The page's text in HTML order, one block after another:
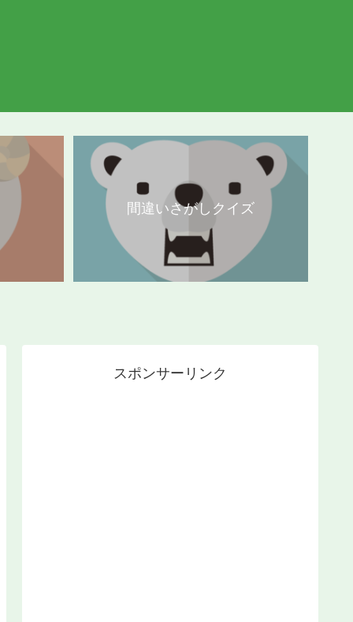
間違いさがしクイズ
スポンサーリンク